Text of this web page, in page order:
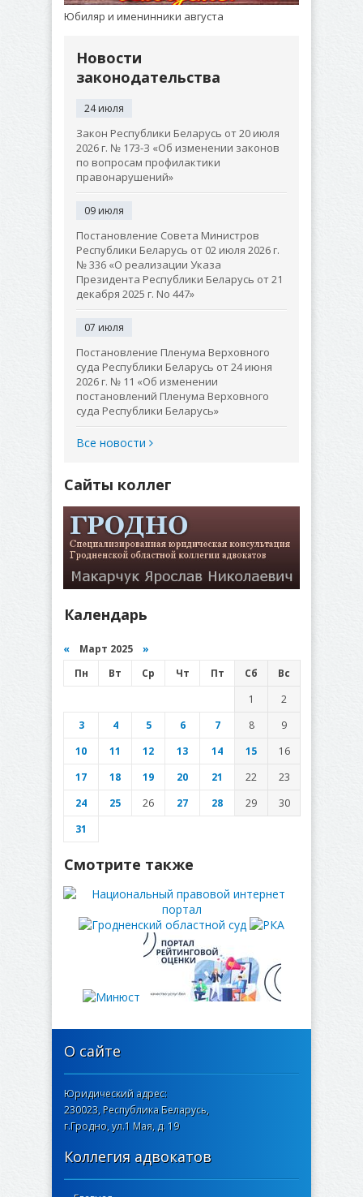
Юбиляр и именинники августа
Новости
законодательства
24 июля
Закон Республики Беларусь от 20 июля
2026 г. № 173-З «Об изменении законов
по вопросам профилактики
правонарушений»
09 июля
Постановление Совета Министров
Республики Беларусь от 02 июля 2026 г.
№ 336 «О реализации Указа
Президента Республики Беларусь от 21
декабря 2025 г. No 447»
07 июля
Постановление Пленума Верховного
суда Республики Беларусь от 24 июня
2026 г. № 11 «Об изменении
постановлений Пленума Верховного
суда Республики Беларусь»
Все новости
Сайты коллег
Календарь
« Март 2025 »
Пн
Вт Ср Чт Пт Сб
Вс
1
2
3
4 5 6 7 8
9
10
11 12 13 14 15
16
17
18 19 20 21 22
23
24
25 26 27 28 29
30
31
Смотрите также
О сайте
Юридический адрес:
230023, Республика Беларусь,
г.Гродно, ул.1 Мая, д. 19
Коллегия адвокатов